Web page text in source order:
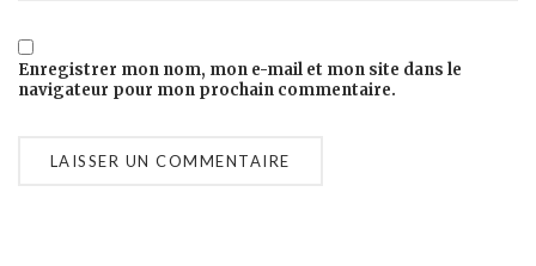
Enregistrer mon nom, mon e-mail et mon site dans le
navigateur pour mon prochain commentaire.